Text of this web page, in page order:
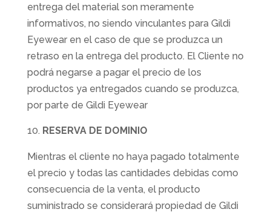
entrega del material son meramente
informativos, no siendo vinculantes para Gildi
Eyewear en el caso de que se produzca un
retraso en la entrega del producto. El Cliente no
podrá negarse a pagar el precio de los
productos ya entregados cuando se produzca,
por parte de Gildi Eyewear
RESERVA DE DOMINIO
Mientras el cliente no haya pagado totalmente
el precio y todas las cantidades debidas como
consecuencia de la venta, el producto
suministrado se considerará propiedad de Gildi